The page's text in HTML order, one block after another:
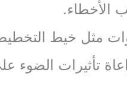
الأخطاء.
مثل خيط
تأثيرات الضوء